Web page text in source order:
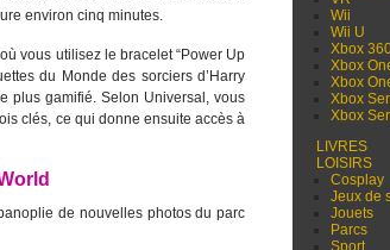
environ cinq minutes.
vous utilisez le bracelet “Power Up
du Monde des sorciers d’Harry
plus gamifié. Selon Universal, vous
clés, ce qui donne ensuite accès à
de nouvelles photos du parc
Wii
Wii U
Xbox
Xbox
Xbox
Xbox
Xbox
LIVRES
LOISIRS
Cosplay
Jeux de
Jouets
Parcs
Sport